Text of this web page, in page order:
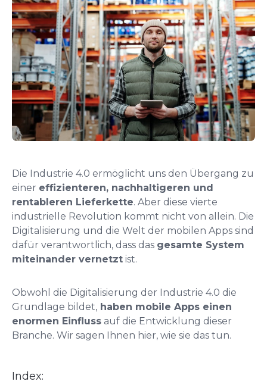
Die Industrie 4.0 ermöglicht uns den Übergang zu
einer effizienteren, nachhaltigeren und
rentableren Lieferkette. Aber diese vierte
industrielle Revolution kommt nicht von allein. Die
Digitalisierung und die Welt der mobilen Apps sind
dafür verantwortlich, dass das gesamte System
miteinander vernetzt ist.
Obwohl die Digitalisierung der Industrie 4.0 die
Grundlage bildet, haben mobile Apps einen
enormen Einfluss auf die Entwicklung dieser
Branche. Wir sagen Ihnen hier, wie sie das tun.
Index: